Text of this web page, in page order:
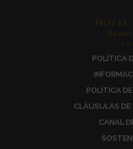
POLÍTICA
POLÍTICA
CLÁUSULAS
CANAL